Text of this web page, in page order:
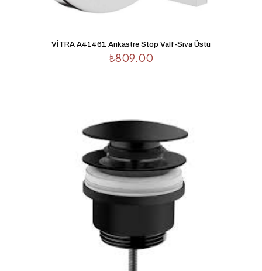
VİTRA A41461 Ankastre Stop Valf-Sıva Üstü
₺809.00